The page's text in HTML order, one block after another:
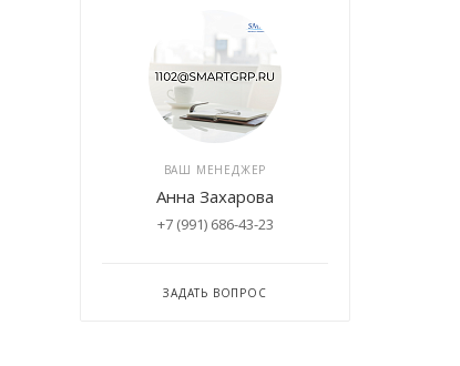
ВАШ МЕНЕДЖЕР
Анна Захарова
+7 (991) 686-43-23
ЗАДАТЬ ВОПРОС